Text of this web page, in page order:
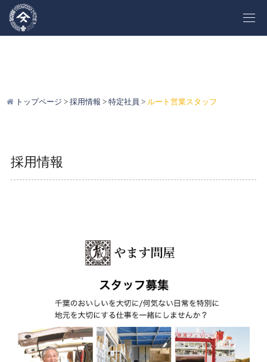
トップページ 採用情報 特定社員 ルート営業スタッフ
採用情報